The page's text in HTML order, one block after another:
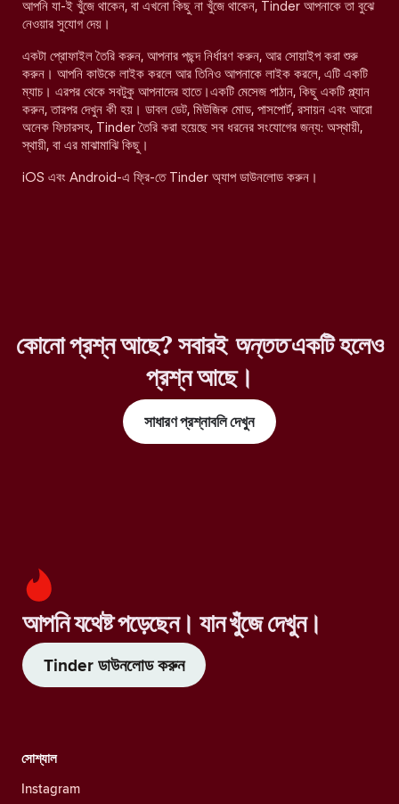
আপনি যা-ই খুঁজে থাকেন, বা এখনো কিছু না খুঁজে থাকেন, Tinder আপনাকে তা বুঝে
নেওয়ার সুযোগ দেয়।
একটা প্রোফাইল তৈরি করুন, আপনার পছন্দ নির্ধারণ করুন, আর সোয়াইপ করা শুরু
করুন। আপনি কাউকে লাইক করলে আর তিনিও আপনাকে লাইক করলে, এটি একটি
ম্যাচ। এরপর থেকে সবটুকু আপনাদের হাতে।একটি মেসেজ পাঠান, কিছু একটি প্ল্যান
করুন, তারপর দেখুন কী হয়। ডাবল ডেট, মিউজিক মোড, পাসপোর্ট, রসায়ন এবং আরো
অনেক ফিচারসহ, Tinder তৈরি করা হয়েছে সব ধরনের সংযোগের জন্য: অস্থায়ী,
স্থায়ী, বা এর মাঝামাঝি কিছু।
iOS এবং Android-এ ফ্রি-তে Tinder অ্যাপ ডাউনলোড করুন।
কোনো প্রশ্ন আছে? সবারইঅন্ততএকটি হলেও
প্রশ্ন আছে।
সাধারণ প্রশ্নাবলি দেখুন
আপনি যথেষ্ট পড়েছেন। যান খুঁজে দেখুন।
Tinder ডাউনলোড করুন
সোশ্যাল
Instagram